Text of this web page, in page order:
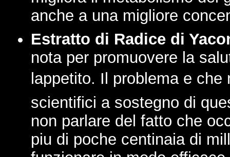
anche a una migliore
Estratto di Radice di
nota per promuovere la
lappetito. Il problema e
scientifici a sostegno di
non parlare del fatto che
piu di poche centinaia di